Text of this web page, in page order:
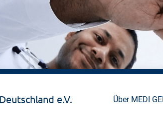
e.V. Über MEDI